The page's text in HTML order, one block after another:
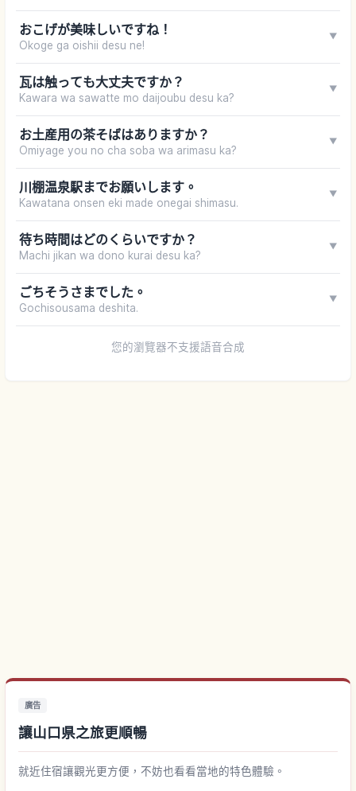
おこげが美味しいですね！
Okoge ga oishii desu ne!
▼
瓦は触っても大丈夫ですか？
Kawara wa sawatte mo daijoubu desu ka?
▼
お土産用の茶そばはありますか？
Omiyage you no cha soba wa arimasu ka?
▼
川棚温泉駅までお願いします。
Kawatana onsen eki made onegai shimasu.
▼
待ち時間はどのくらいですか？
Machi jikan wa dono kurai desu ka?
▼
ごちそうさまでした。
Gochisousama deshita.
▼
您的瀏覽器不支援語音合成
廣告
讓山口県之旅更順暢
就近住宿讓觀光更方便，不妨也看看當地的特色體驗。